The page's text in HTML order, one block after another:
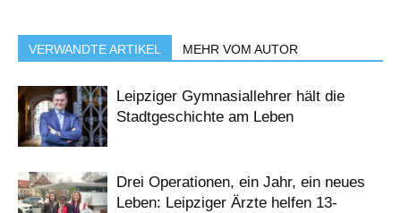
VERWANDTE ARTIKEL MEHR VOM AUTOR
Leipziger Gymnasiallehrer hält die
Stadtgeschichte am Leben
Drei Operationen, ein Jahr, ein neues
Leben: Leipziger Ärzte helfen 13-